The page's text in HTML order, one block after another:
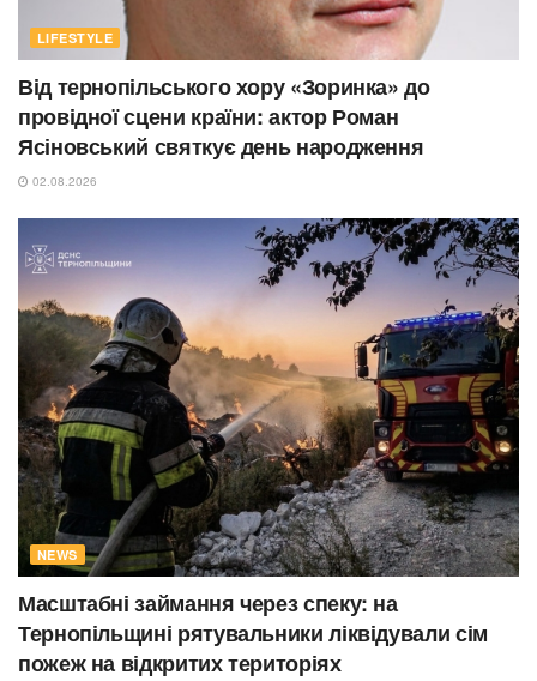
LIFESTYLE
Від тернопільського хору «Зоринка» до
провідної сцени країни: актор Роман
Ясіновський святкує день народження
02.08.2026
NEWS
Масштабні займання через спеку: на
Тернопільщині рятувальники ліквідували сім
пожеж на відкритих територіях